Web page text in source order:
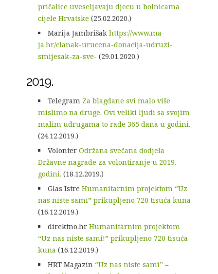
pričalice uveseljavaju djecu u bolnicama
cijele Hrvatske (25.02.2020.)
Marija Jambrišakhttps://www.ma-
ja.hr/clanak-urucena-donacija-udruzi-
smijesak-za-sve- (29.01.2020.)
2019.
Telegram Za blagdane svi malo više
mislimo na druge. Ovi veliki ljudi sa svojim
malim udrugama to rade 365 dana u godini.
(24.12.2019.)
VolonterOdržana svečana dodjela
Državne nagrade za volontiranje u 2019.
godini. (18.12.2019.)
Glas IstreHumanitarnim projektom “Uz
nas niste sami” prikupljeno 720 tisuća kuna
(16.12.2019.)
direktno.hrHumanitarnim projektom
“Uz nas niste sami!” prikupljeno 720 tisuća
kuna (16.12.2019.)
HRT Magazin “Uz nas niste sami” –